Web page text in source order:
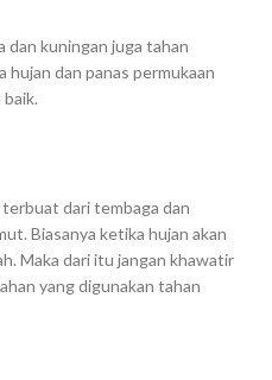
dan kuningan juga tahan
dan panas permukaan
dari tembaga dan
Biasanya ketika hujan akan
Maka dari itu jangan khawatir
yang digunakan tahan